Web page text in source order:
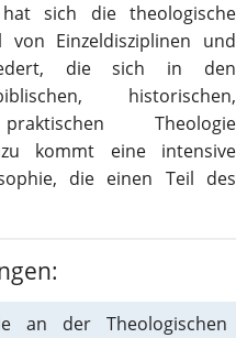
sich die theologische
von Einzeldisziplinen und
die sich in den
historischen,
Theologie
kommt eine intensive
die einen Teil des
an der Theologischen